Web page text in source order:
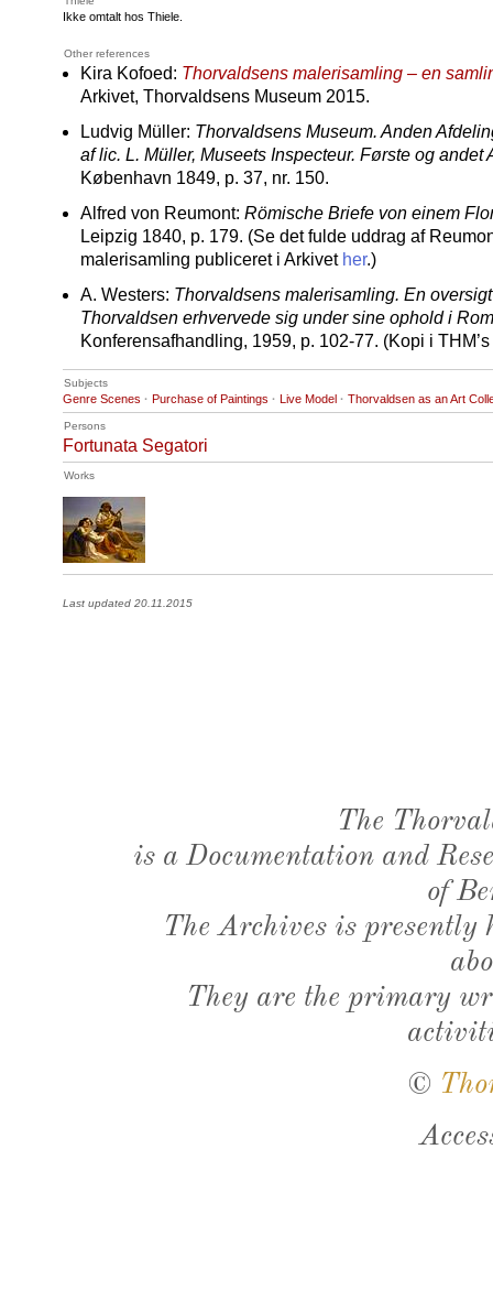
Ikke omtalt hos Thiele.
Other references
Kira Kofoed: Thorvaldsens malerisamling – en
Arkivet, Thorvaldsens Museum 2015.
Ludvig Müller: Thorvaldsens Museum. Anden
af lic. L. Müller, Museets Inspecteur. Første og andet
København 1849, p. 37, nr. 150.
Alfred von Reumont: Römische Briefe von einem
Leipzig 1840, p. 179. (Se det fulde uddrag af
malerisamling publiceret i Arkivet her.)
A. Westers: Thorvaldsens malerisamling. En
Thorvaldsen erhvervede sig under sine ophold i
Konferensafhandling, 1959, p. 102-77. (Kopi i
Subjects
Genre Scenes · Purchase of Paintings · Live Model · Thorvaldsen as an Art
Persons
Fortunata Segatori
Works
Last updated 20.11.2015
The
is a Documentation and
of
The Archives is presently
They are the primary
©